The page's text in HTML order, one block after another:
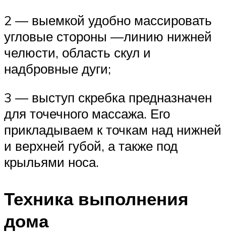
2 — выемкой удобно массировать
угловые стороны —линию нижней
челюсти, область скул и
надбровные дуги;
3 — выступ скребка предназначен
для точечного массажа. Его
прикладываем к точкам над нижней
и верхней губой, а также под
крыльями носа.
Техника выполнения
дома